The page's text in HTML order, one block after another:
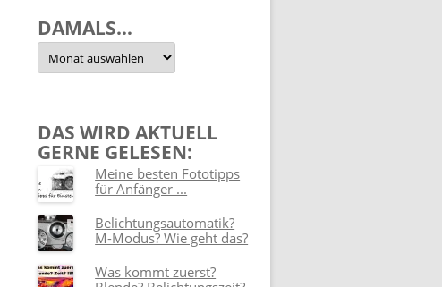
DAMALS…
Damals…
DAS WIRD AKTUELL
GERNE GELESEN:
Meine besten Fototipps
für Anfänger ...
Belichtungsautomatik?
M-Modus? Wie geht das?
Was kommt zuerst?